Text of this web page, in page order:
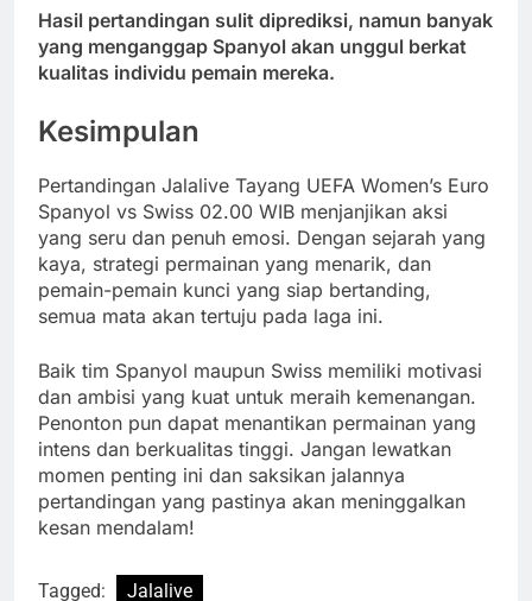
Hasil pertandingan sulit diprediksi, namun banyak
yang menganggap Spanyol akan unggul berkat
kualitas individu pemain mereka.
Kesimpulan
Pertandingan Jalalive Tayang UEFA Women’s Euro
Spanyol vs Swiss 02.00 WIB menjanjikan aksi
yang seru dan penuh emosi. Dengan sejarah yang
kaya, strategi permainan yang menarik, dan
pemain-pemain kunci yang siap bertanding,
semua mata akan tertuju pada laga ini.
Baik tim Spanyol maupun Swiss memiliki motivasi
dan ambisi yang kuat untuk meraih kemenangan.
Penonton pun dapat menantikan permainan yang
intens dan berkualitas tinggi. Jangan lewatkan
momen penting ini dan saksikan jalannya
pertandingan yang pastinya akan meninggalkan
kesan mendalam!
Tagged: Jalalive